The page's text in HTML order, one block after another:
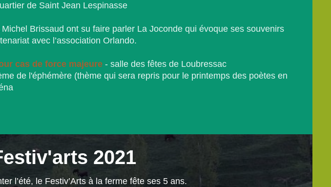
de Saint Jean Lespinasse
Brissaud ont su faire parler La Joconde qui évoque ses souvenirs
avec l’association Orlando.
cas de force majeure - salle des fêtes de Loubressac
de l'éphémère (thème qui sera repris pour le printemps des poètes en
2021
l’été, le Festiv’Arts à la ferme fête ses 5 ans.